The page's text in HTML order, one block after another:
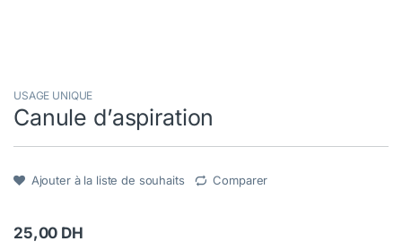
USAGE UNIQUE
Canule d’aspiration
Ajouter à la liste de souhaits Comparer
25,00 DH